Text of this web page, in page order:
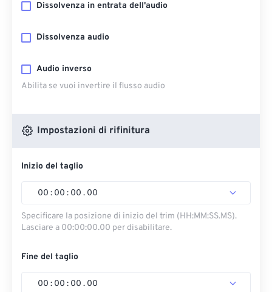
Dissolvenza in entrata dell'audio
Dissolvenza audio
Audio inverso
Abilita se vuoi invertire il flusso audio
Impostazioni di rifinitura
Inizio del taglio
00 : 00 : 00 . 00
Specificare la posizione di inizio del trim (HH:MM:SS.MS).
Lasciare a 00:00:00.00 per disabilitare.
Fine del taglio
00 : 00 : 00 . 00